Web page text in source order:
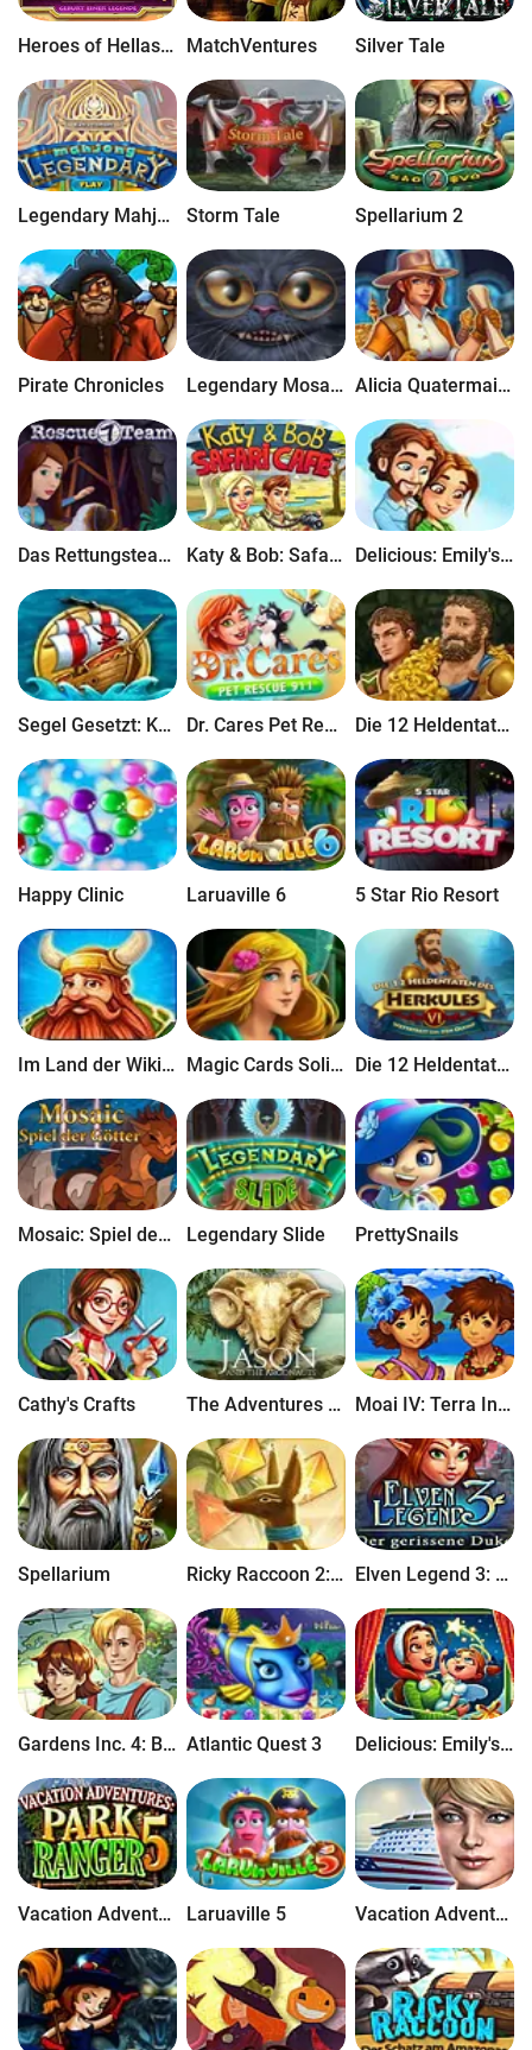
Arcaden sind typische Geschicklichkeitsspiele für die Kleinsten dank
leuchtenden Farben und einfachen Regeln. Lade Kinderspiele herunter
angenehmer sein, als ein Spielabend im warmen Familienkreis?
Heroes of Hellas 4: Geburt einer Legende MatchVentures Silver Tale
Legendary Mahjong Storm Tale Spellarium 2
Pirate Chronicles Legendary Mosaics 2: The Stolen Freedom Alicia Quatermain and The Stone of Fate
Das Rettungsteam 7 Katy & Bob: Safari Café Delicious: Emily's Miracle of Life
Segel Gesetzt: Karibik Dr. Cares Pet Rescue 911 Die 12 Heldentaten des Herkules VII: Das Goldene Vlies
Happy Clinic Laruaville 6 5 Star Rio Resort
Im Land der Wikinger II Magic Cards Solitaire 2: Die Quelle des Lebens Die 12 Heldentaten des Herkules VI: Wettstreit um den Olymp
Mosaic: Spiel der Götter II Legendary Slide PrettySnails
Cathy's Crafts The Adventures of Jason and the Argonauts Moai IV: Terra Incognita
Spellarium Ricky Raccoon 2: Abenteuer in Ägypten Elven Legend 3: Der gerissene Duke
Gardens Inc. 4: Blooming Stars Atlantic Quest 3 Delicious: Emily's Christmas Carol
Vacation Adventures: Park Ranger 5 Laruaville 5 Vacation Adventures: Cruise Director 3